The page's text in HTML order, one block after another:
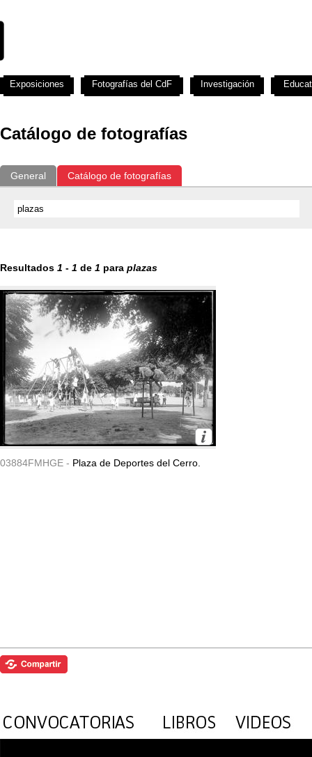
Catálogo de fotografías
General Catálogo de fotografías
Resultados 1 - 1 de 1 para plazas
03884FMHGE - Plaza de Deportes del Cerro.
Exposiciones Fotografías del CdF Investigación